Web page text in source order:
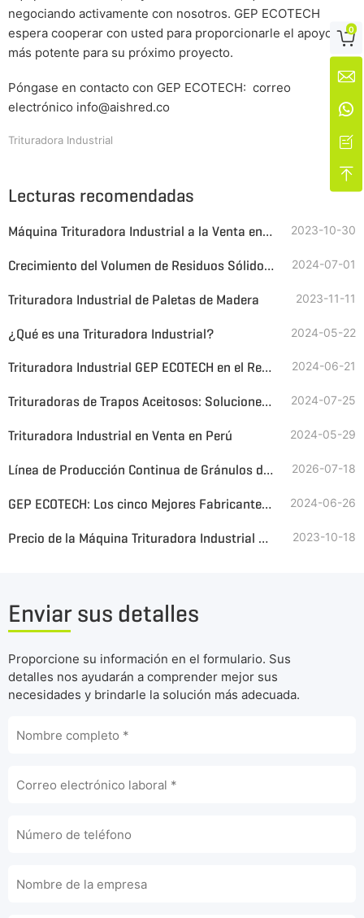
negociando activamente con nosotros. GEP ECOTECH
espera cooperar con usted para proporcionarle el apoyo
más potente para su próximo proyecto.
Póngase en contacto con GEP ECOTECH: correo
electrónico info@aishred.co
Trituradora Industrial
Lecturas recomendadas
Máquina Trituradora Industrial a la Venta en Peru 2023-10-30
Crecimiento del Volumen de Residuos Sólidos Industriales, GEP ECOTECH Trituradoras industriales para Gestionarlos 2024-07-01
Trituradora Industrial de Paletas de Madera 2023-11-11
¿Qué es una Trituradora Industrial? 2024-05-22
Trituradora Industrial GEP ECOTECH en el Reciclaje de Fibra de Vidrio 2024-06-21
Trituradoras de Trapos Aceitosos: Soluciones a Medida para Diferentes Necesidades 2024-07-25
Trituradora Industrial en Venta en Perú 2024-05-29
Línea de Producción Continua de Gránulos de Caucho para Neumáticos Usados 2026-07-18
GEP ECOTECH: Los cinco Mejores Fabricantes de Máquinas Trituradoras Industriales de China 2024-06-26
Precio de la Máquina Trituradora Industrial de Servicio Pesado 2023-10-18
Enviar sus detalles
Proporcione su información en el formulario. Sus
detalles nos ayudarán a comprender mejor sus
necesidades y brindarle la solución más adecuada.

0



